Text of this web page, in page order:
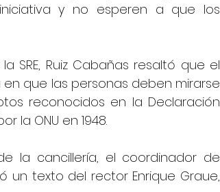
y no esperen a que los
SRE, Ruiz Cabañas resaltó que el
que las personas deben mirarse
reconocidos en la Declaración
la ONU en 1948.
la cancillería, el coordinador de
un texto del rector Enrique Graue,